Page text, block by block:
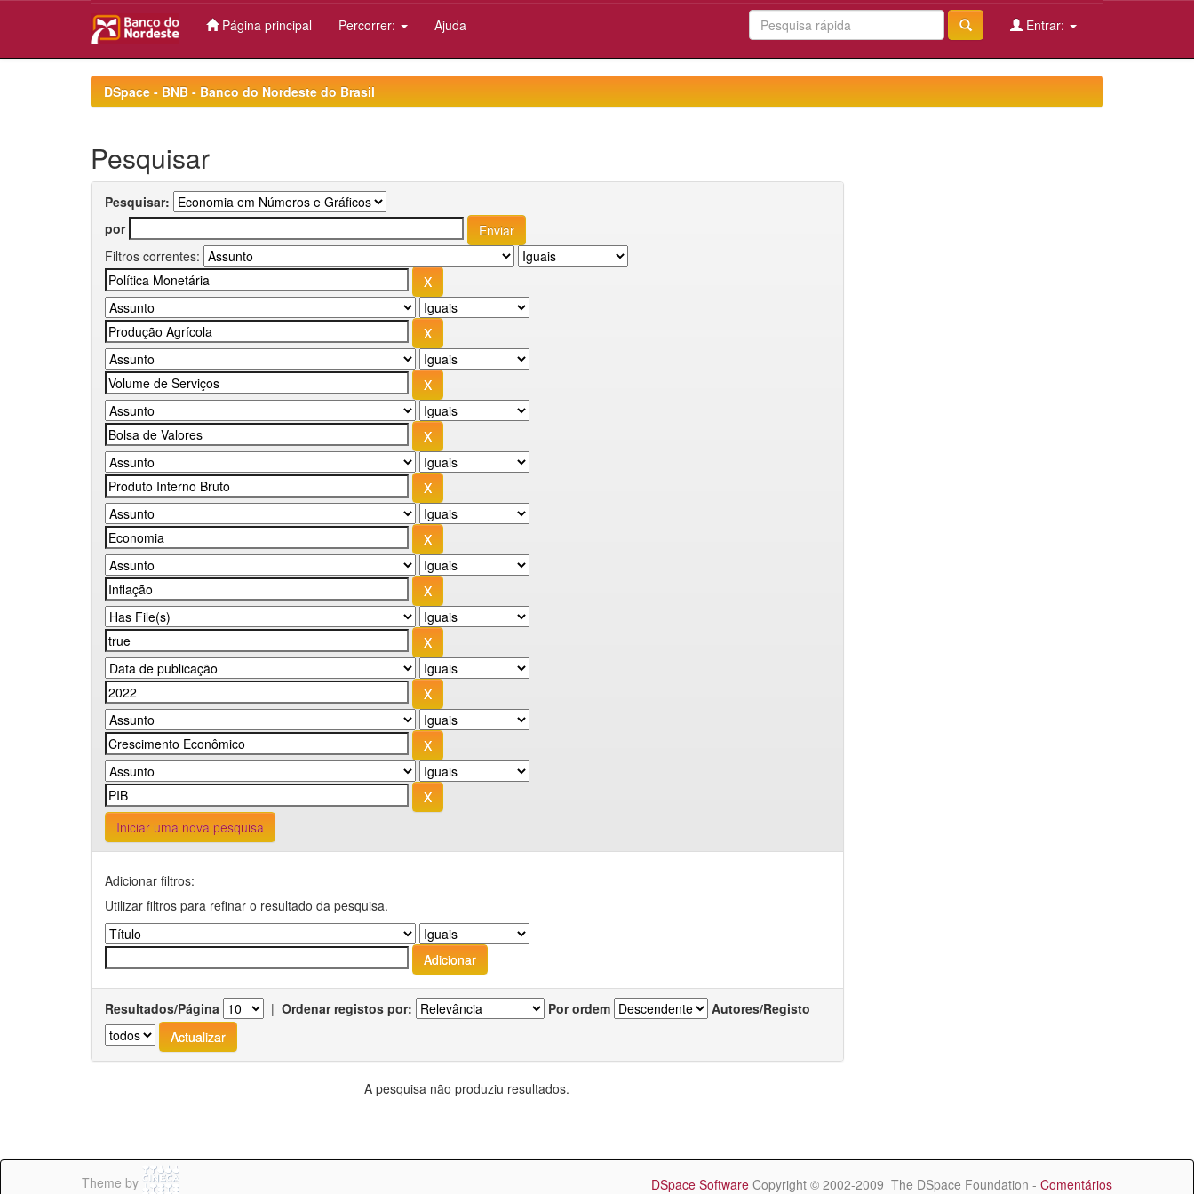
Página principal Percorrer: Ajuda Entrar:
DSpace - BNB - Banco do Nordeste do Brasil
Pesquisar
Pesquisar:
por
Filtros correntes:
Iniciar uma nova pesquisa
Adicionar filtros:
Utilizar filtros para refinar o resultado da pesquisa.
Resultados/Página | Ordenar registos por: Por ordem Autores/Registo
A pesquisa não produziu resultados.
Theme by DSpace Software Copyright © 2002-2009 The DSpace Foundation - Comentários